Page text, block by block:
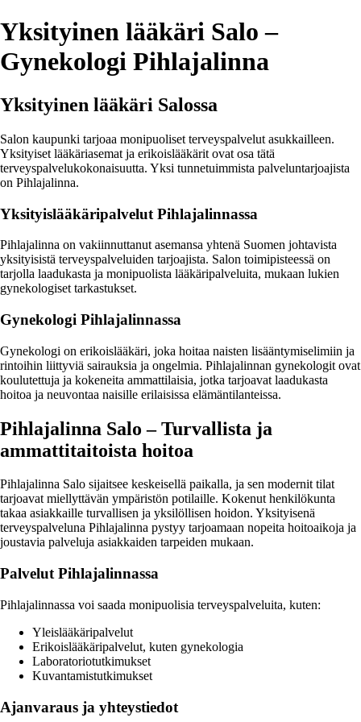
Yksityinen lääkäri Salo –
Gynekologi Pihlajalinna
Yksityinen lääkäri Salossa
Salon kaupunki tarjoaa monipuoliset terveyspalvelut asukkailleen.
Yksityiset lääkäriasemat ja erikoislääkärit ovat osa tätä
terveyspalvelukokonaisuutta. Yksi tunnetuimmista palveluntarjoajista
on Pihlajalinna.
Yksityislääkäripalvelut Pihlajalinnassa
Pihlajalinna on vakiinnuttanut asemansa yhtenä Suomen johtavista
yksityisistä terveyspalveluiden tarjoajista. Salon toimipisteessä on
tarjolla laadukasta ja monipuolista lääkäripalveluita, mukaan lukien
gynekologiset tarkastukset.
Gynekologi Pihlajalinnassa
Gynekologi on erikoislääkäri, joka hoitaa naisten lisääntymiselimiin ja
rintoihin liittyviä sairauksia ja ongelmia. Pihlajalinnan gynekologit ovat
koulutettuja ja kokeneita ammattilaisia, jotka tarjoavat laadukasta
hoitoa ja neuvontaa naisille erilaisissa elämäntilanteissa.
Pihlajalinna Salo – Turvallista ja
ammattitaitoista hoitoa
Pihlajalinna Salo sijaitsee keskeisellä paikalla, ja sen modernit tilat
tarjoavat miellyttävän ympäristön potilaille. Kokenut henkilökunta
takaa asiakkaille turvallisen ja yksilöllisen hoidon. Yksityisenä
terveyspalveluna Pihlajalinna pystyy tarjoamaan nopeita hoitoaikoja ja
joustavia palveluja asiakkaiden tarpeiden mukaan.
Palvelut Pihlajalinnassa
Pihlajalinnassa voi saada monipuolisia terveyspalveluita, kuten:
Yleislääkäripalvelut
Erikoislääkäripalvelut, kuten gynekologia
Laboratoriotutkimukset
Kuvantamistutkimukset
Ajanvaraus ja yhteystiedot